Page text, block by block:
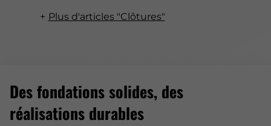
Plus d'articles "Clôtures"
Des fondations solides, des
réalisations durables